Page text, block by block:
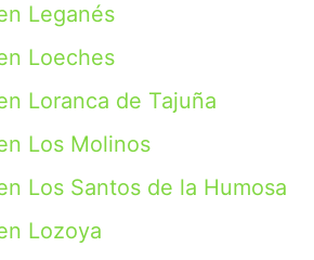
Leganés
Loeches
Loranca de Tajuña
Los Molinos
Los Santos de la Humosa
Lozoya